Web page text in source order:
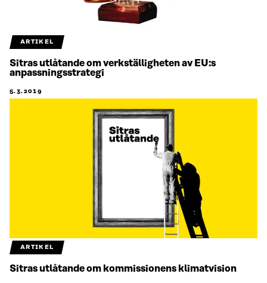
ARTIKEL
Sitras utlåtande om verkställigheten av EU:s
anpassningsstrategi
5.3.2019
ARTIKEL
Sitras utlåtande om kommissionens klimatvision